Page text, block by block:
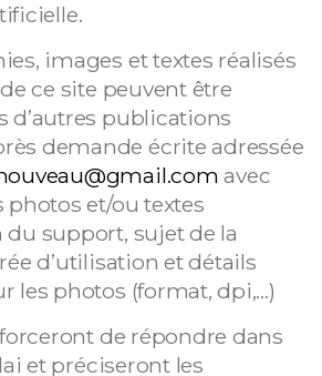
images et textes réalisés
ce site peuvent être
d’autres publications
demande écrite adressée
avec
et/ou textes
support, sujet de la
d’utilisation et détails
les photos (format, dpi,…)
de répondre dans
et préciseront les